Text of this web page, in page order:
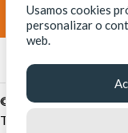
© Fortaleza Digital ||
Tecnologia e Inovação
Usamos cookies
personalizar o
web.